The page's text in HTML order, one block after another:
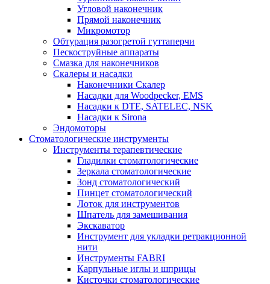
Угловой наконечник
Прямой наконечник
Микромотор
Обтурация разогретой гуттаперчи
Пескоструйные аппараты
Смазка для наконечников
Скалеры и насадки
Наконечники Скалер
Насадки для Woodpecker, EMS
Насадки к DTE, SATELEC, NSK
Насадки к Sirona
Эндомоторы
Стоматологические инструменты
Инструменты терапевтические
Гладилки стоматологические
Зеркала стоматологические
Зонд стоматологический
Пинцет стоматологический
Лоток для инструментов
Шпатель для замешивания
Экскаватор
Инструмент для укладки ретракционной
нити
Инструменты FABRI
Карпульные иглы и шприцы
Кисточки стоматологические